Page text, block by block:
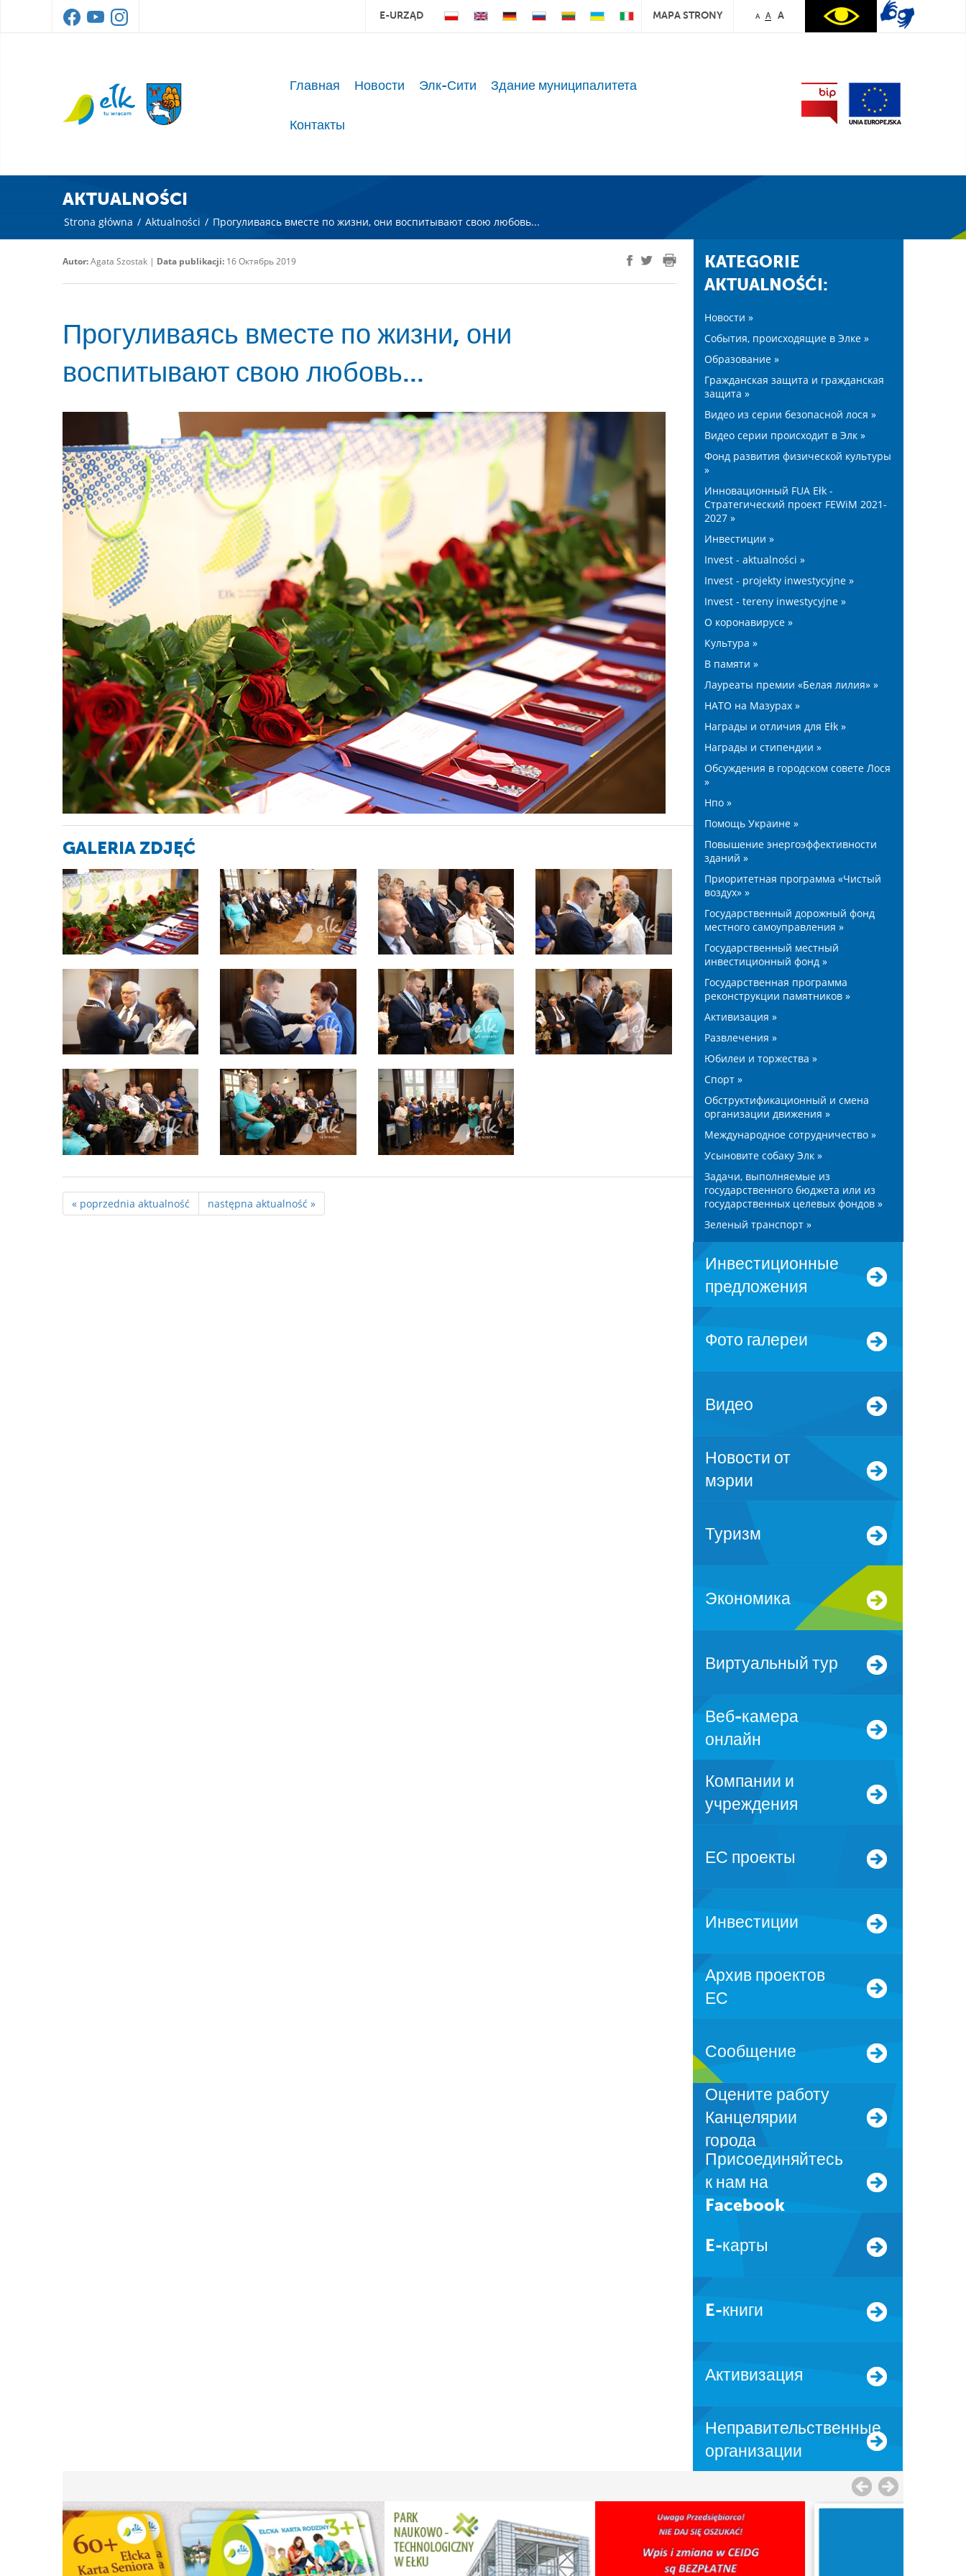
E-URZĄD MAPA STRONY A A A
Главная Новости Элк-Сити Здание муниципалитета
Контакты
AKTUALNOŚCI
Strona główna / Aktualności / Прогуливаясь вместе по жизни, они воспитывают свою любовь...
Autor:Agata Szostak | Data publikacji: 16 Октябрь 2019
Прогуливаясь вместе по жизни, они
воспитывают свою любовь...
GALERIA ZDJĘĆ
« poprzednia aktualność następna aktualność »
KATEGORIE
AKTUALNOŚĆI:
Новости »
События, происходящие в Элке »
Образование »
Гражданская защита и гражданская
защита »
Видео из серии безопасной лося »
Видео серии происходит в Элк »
Фонд развития физической культуры
»
Инновационный FUA Ełk -
Стратегический проект FEWiM 2021-
2027 »
Инвестиции »
Invest - aktualności »
Invest - projekty inwestycyjne »
Invest - tereny inwestycyjne »
О коронавирусе »
Культура »
В памяти »
Лауреаты премии «Белая лилия» »
НАТО на Мазурах »
Награды и отличия для Ełk »
Награды и стипендии »
Обсуждения в городском совете Лося
»
Нпо »
Помощь Украине »
Повышение энергоэффективности
зданий »
Приоритетная программа «Чистый
воздух» »
Государственный дорожный фонд
местного самоуправления »
Государственный местный
инвестиционный фонд »
Государственная программа
реконструкции памятников »
Активизация »
Развлечения »
Юбилеи и торжества »
Спорт »
Обструктификационный и смена
организации движения »
Международное сотрудничество »
Усыновите собаку Элк »
Задачи, выполняемые из
государственного бюджета или из
государственных целевых фондов »
Зеленый транспорт »
Инвестиционные
предложения
Фото галереи
Видео
Новости от
мэрии
Туризм
Экономика
Виртуальный тур
Веб-камера
онлайн
Компании и
учреждения
ЕС проекты
Инвестиции
Архив проектов
ЕС
Сообщение
Оцените работу
Канцелярии
города
Присоединяйтесь
к нам на
Facebook
E-карты
E-книги
Активизация
Неправительственные
организации